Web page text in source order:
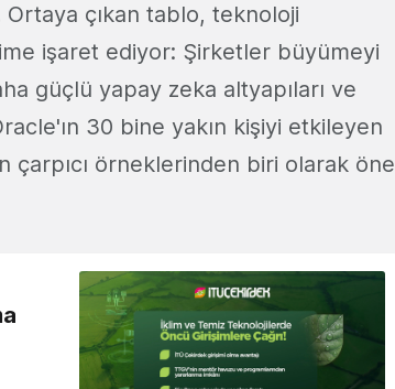
çıkan tablo, teknoloji
işaret ediyor: Şirketler büyümeyi
güçlü yapay zeka altyapıları ve
30 bine yakın kişiyi etkileyen
çarpıcı örneklerinden biri olarak öne